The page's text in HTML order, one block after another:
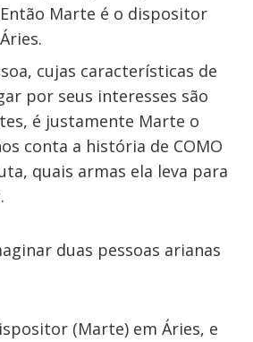
Marte é o dispositor
cujas características de
por seus interesses são
é justamente Marte o
conta a história de COMO
quais armas ela leva para
duas pessoas arianas
(Marte) em Áries, e